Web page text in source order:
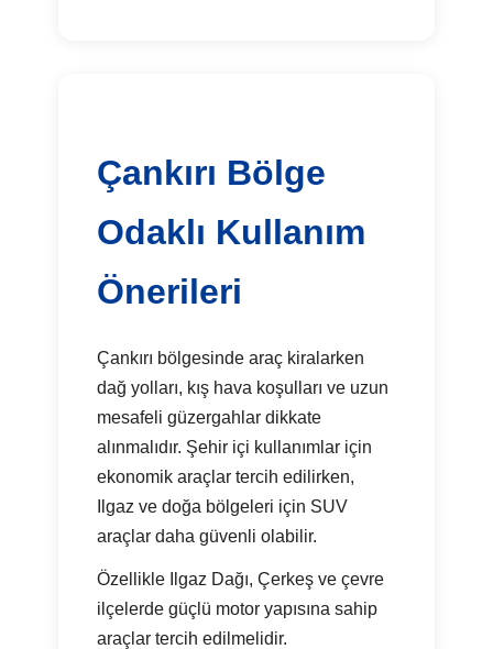
Çankırı Bölge
Odaklı Kullanım
Önerileri
Çankırı bölgesinde araç kiralarken
dağ yolları, kış hava koşulları ve uzun
mesafeli güzergahlar dikkate
alınmalıdır. Şehir içi kullanımlar için
ekonomik araçlar tercih edilirken,
Ilgaz ve doğa bölgeleri için SUV
araçlar daha güvenli olabilir.
Özellikle Ilgaz Dağı, Çerkeş ve çevre
ilçelerde güçlü motor yapısına sahip
araçlar tercih edilmelidir.